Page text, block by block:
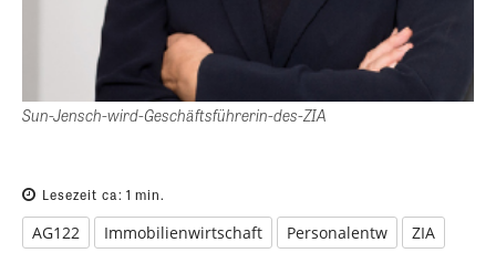
Sun-Jensch-wird-Geschäftsführerin-des-ZIA
Lesezeit ca: 1 min.
AG122 Immobilienwirtschaft Personalentw ZIA